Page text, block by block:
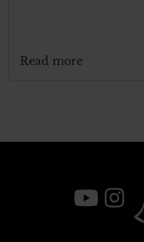
Read more